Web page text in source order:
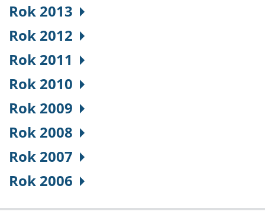
Rok 2013
Rok 2012
Rok 2011
Rok 2010
Rok 2009
Rok 2008
Rok 2007
Rok 2006